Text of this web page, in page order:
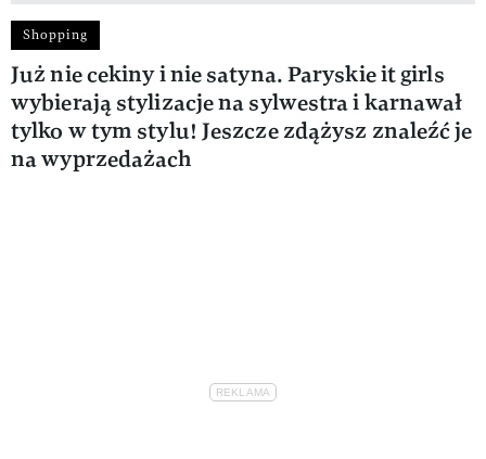
Shopping
Już nie cekiny i nie satyna. Paryskie it girls
wybierają stylizacje na sylwestra i karnawał
tylko w tym stylu! Jeszcze zdążysz znaleźć je
na wyprzedażach